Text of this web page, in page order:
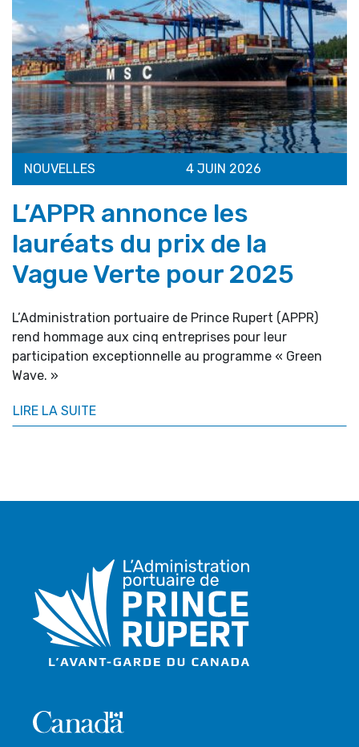
NOUVELLES 4 JUIN 2026
L’APPR annonce les
lauréats du prix de la
Vague Verte pour 2025
L’Administration portuaire de Prince Rupert (APPR)
rend hommage aux cinq entreprises pour leur
participation exceptionnelle au programme « Green
Wave. »
LIRE LA SUITE